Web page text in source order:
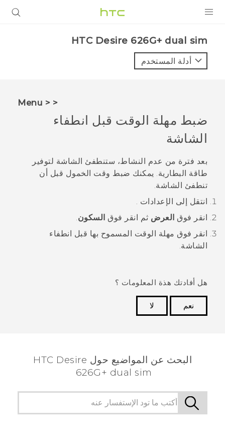
VIVE
VIVERSE
البرامج + التطبيقات
الدعم
أجهزة HTC والملحقات
HTC Desire 626G+ dual sim‎
أدلة المستخدم
< < Menu
ضبط مهلة الوقت قبل انطفاء
الشاشة
بعد فترة من عدم النشاط، ستنطفئ الشاشة لتوفير
طاقة البطارية. يمكنك ضبط وقت الخمول قبل أن
تنطفئ الشاشة.
انتقل إلى
الإعدادات .
انقر فوق العرض ثم انقر فوق السكون.
انقر فوق مهلة الوقت المسموح بها قبل انطفاء
الشاشة.
هل أفادتك هذة المعلومات ؟
نعم
لا
البحث عن المواضيع حول HTC Desire
626G+ dual sim